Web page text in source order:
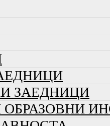
ЗАЕДНИЦИ